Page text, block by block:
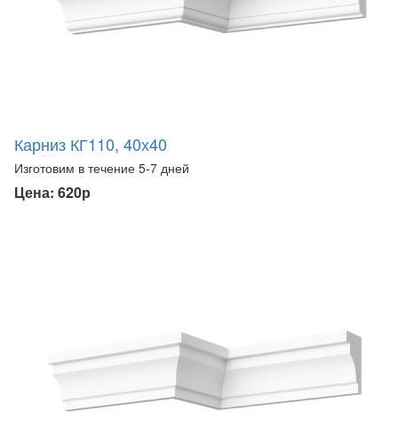
Карниз КГ110, 40х40
Изготовим в течение 5-7 дней
Цена: 620р